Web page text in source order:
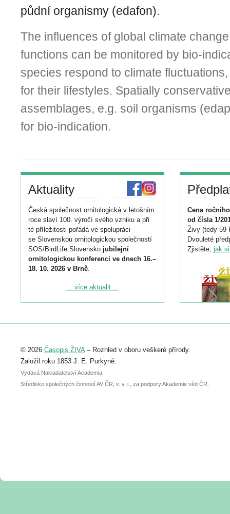
půdní organismy (edafon).
The influences of global climate
functions can be monitored by bio-
species respond to climate
for their lifestyles. Spatially
assemblages, e.g. soil organisms
for bio-indication.
Aktuality
Česká společnost ornitologická v letošním
roce slaví 100. výročí svého vzniku a při
té příležitosti pořádá ve spolupráci
se Slovenskou ornitologickou společností
SOS/BirdLife Slovensko jubilejní
ornitologickou konferenci ve dnech 16.–
18. 10. 2026 v Brně.
Podrobnější informace ke konferenci
Registrovat se můžete do 6. září.
abstraktu přihlášené přednášky nebo
posteru je už 30. června.
... více aktualit ...
Cena
od čísla 1/
Živy (tedy 59
Dvouleté
Zjistěte, jak
© 2026 Časopis ŽIVA– Rozhled v oboru veškeré přírody.
Založil roku 1853 J. E. Purkyně.
Vydává Nakladatelství Academia,
Středisko společných činností AV ČR, v. v. i., za podpory Akademie věd ČR.